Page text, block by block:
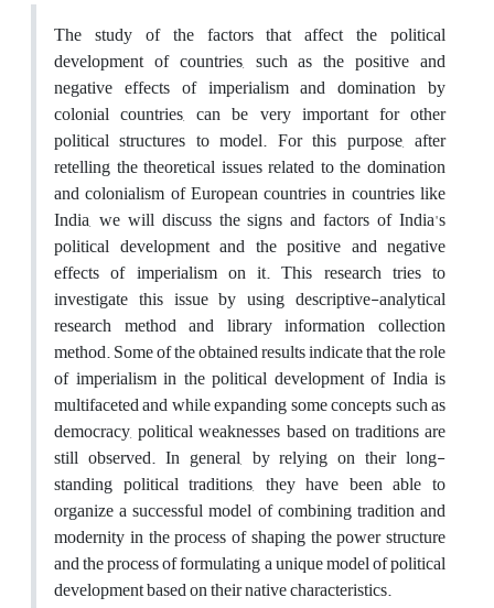
The study of the factors that affect the political
development of countries, such as the positive and
negative effects of imperialism and domination by
colonial countries, can be very important for other
political structures to model. For this purpose, after
retelling the theoretical issues related to the domination
and colonialism of European countries in countries like
India, we will discuss the signs and factors of India's
political development and the positive and negative
effects of imperialism on it. This research tries to
investigate this issue by using descriptive-analytical
research method and library information collection
method. Some of the obtained results indicate that the role
of imperialism in the political development of India is
multifaceted and while expanding some concepts such as
democracy, political weaknesses based on traditions are
still observed. In general, by relying on their long-
standing political traditions, they have been able to
organize a successful model of combining tradition and
modernity in the process of shaping the power structure
and the process of formulating a unique model of political
development based on their native characteristics.